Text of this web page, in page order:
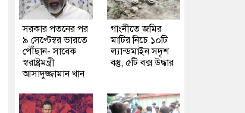
সরকার পতনের পর
৯ সেপ্টেম্বর ভারতে
পৌঁছান- সাবেক
স্বরাষ্ট্রমন্ত্রী
আসাদুজ্জামান খান
গাংনীতে জমির
মাটির নিচে ১০টি
ল্যান্ডমাইন সদৃশ
বস্তু, ৫টি বক্স উদ্ধার